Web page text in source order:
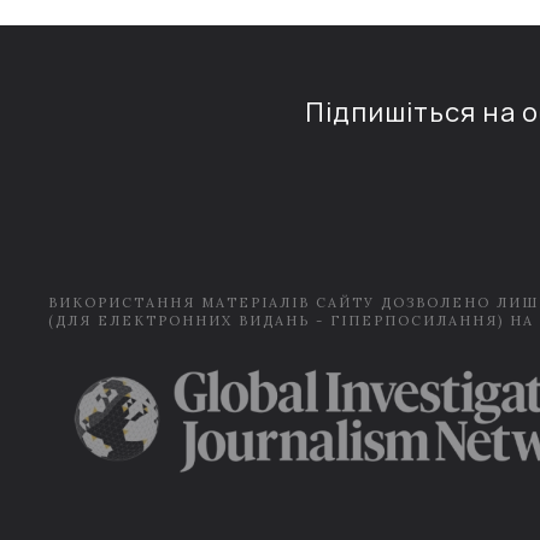
Підпишіться на
ВИКОРИСТАННЯ МАТЕРІАЛІВ САЙТУ ДОЗВОЛЕНО
(ДЛЯ ЕЛЕКТРОННИХ ВИДАНЬ - ГІПЕРПОСИЛАННЯ) НА